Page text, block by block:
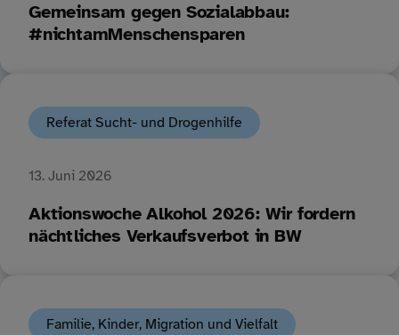
Gemeinsam gegen Sozialabbau:
#nichtamMenschensparen
Referat Sucht- und Drogenhilfe
13. Juni 2026
Aktionswoche Alkohol 2026: Wir fordern
nächtliches Verkaufsverbot in BW
Familie, Kinder, Migration und Vielfalt